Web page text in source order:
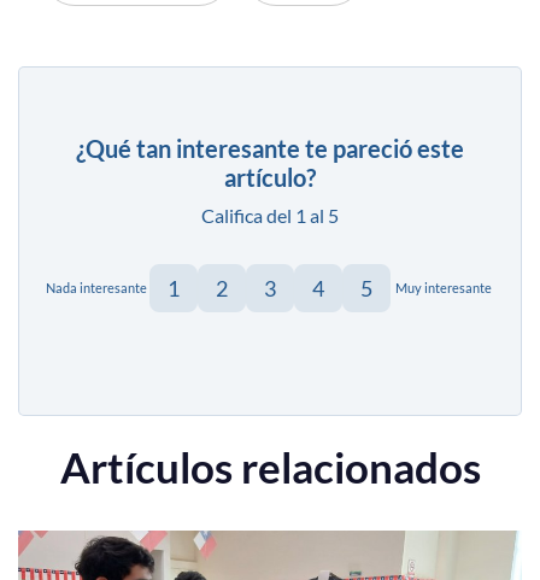
¿Qué tan interesante te pareció este
artículo?
Califica del 1 al 5
Nada interesante 1 2 3 4 5 Muy interesante
Artículos relacionados